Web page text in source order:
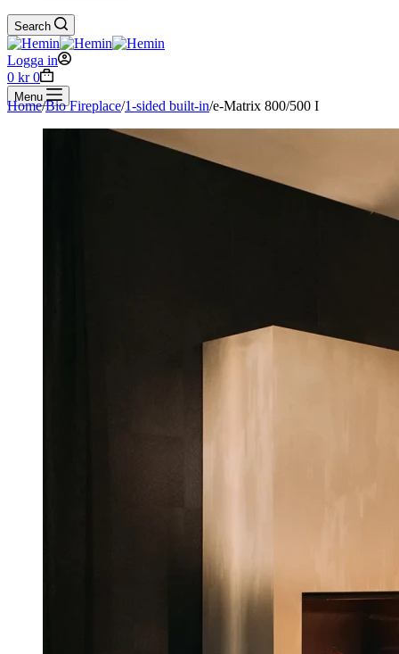
Search
Logga in
Shopping
cart
0 kr 0
Menu
Home/Bio Fireplace/1-sided built-in/e-Matrix 800/500 I